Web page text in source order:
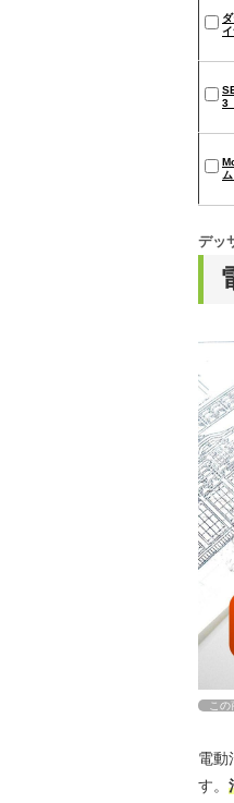
イ
3
ム
デッ
こ
電動
す。